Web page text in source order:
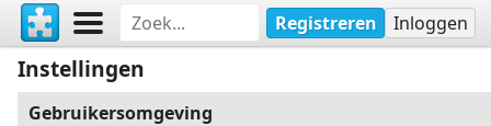
Registreren Inloggen
Instellingen
Gebruikersomgeving